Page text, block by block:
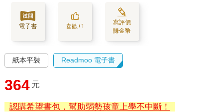
電子書 喜歡+1
寫評價
賺金幣
紙本平裝 Readmoo 電子書
364 元
認購希望書包，幫助弱勢孩童上學不中斷！